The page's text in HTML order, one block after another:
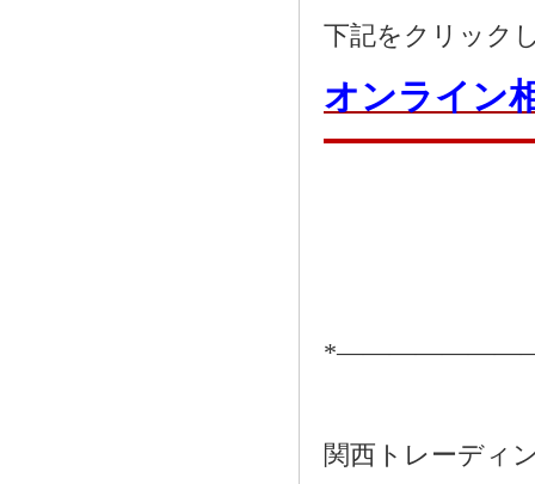
下記をクリック
オンライン
関西トレーデ